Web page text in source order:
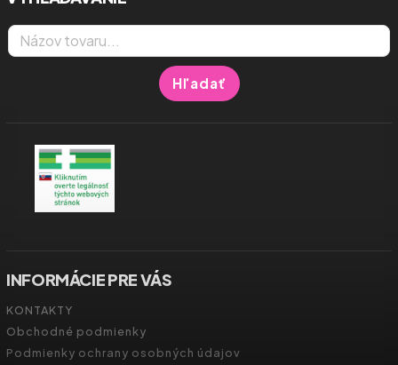
Hľadať
INFORMÁCIE PRE VÁS
KONTAKTY
Obchodné podmienky
Podmienky ochrany osobných údajov